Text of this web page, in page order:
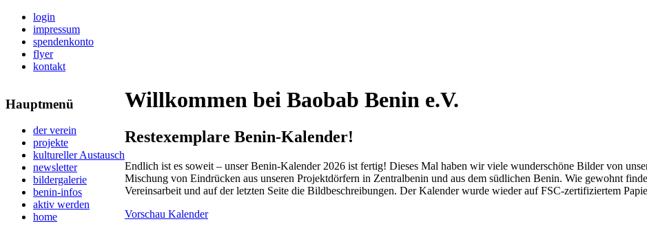
login
impressum
spendenkonto
flyer
kontakt
Hauptmenü
der verein
projekte
kultureller Austausch
newsletter
bildergalerie
benin-infos
aktiv werden
home
Willkommen bei Baobab Benin e.V.
Restexemplare Benin-Kalender!
Endlich ist es soweit – unser Benin-Kalender 2026 ist fertig! Dieses Mal haben wir viele wunderschöne Bilder von
Mischung von Eindrücken aus unseren Projektdörfern in Zentralbenin und aus dem südlichen Benin. Wie gewohnt
Vereinsarbeit und auf der letzten Seite die Bildbeschreibungen. Der Kalender wurde wieder auf FSC-zertifiziertem
Vorschau Kalender